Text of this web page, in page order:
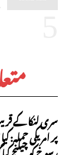
پر امریکی